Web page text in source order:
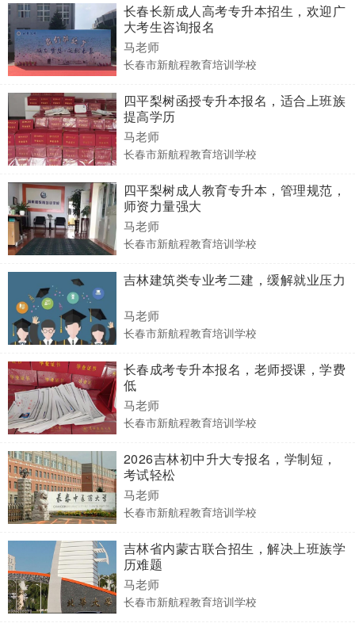
长春长新成人高考专升本招生，欢迎广
大考生咨询报名
马老师
长春市新航程教育培训学校
四平梨树函授专升本报名，适合上班族
提高学历
马老师
长春市新航程教育培训学校
四平梨树成人教育专升本，管理规范，
师资力量强大
马老师
长春市新航程教育培训学校
吉林建筑类专业考二建，缓解就业压力
马老师
长春市新航程教育培训学校
长春成考专升本报名，老师授课，学费
低
马老师
长春市新航程教育培训学校
2026吉林初中升大专报名，学制短，
考试轻松
马老师
长春市新航程教育培训学校
吉林省内蒙古联合招生，解决上班族学
历难题
马老师
长春市新航程教育培训学校